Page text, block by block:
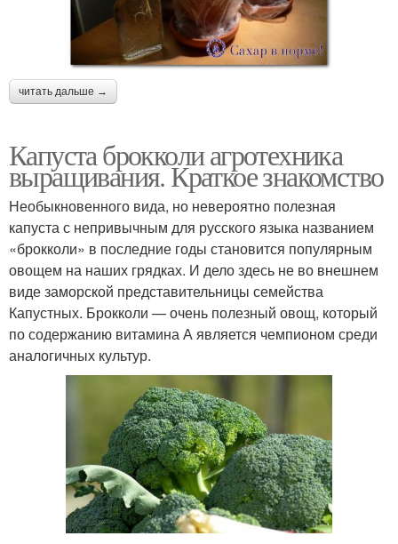
читать дальше →
Капуста брокколи агротехника
выращивания. Краткое знакомство
Необыкновенного вида, но невероятно полезная
капуста с непривычным для русского языка названием
«брокколи» в последние годы становится популярным
овощем на наших грядках. И дело здесь не во внешнем
виде заморской представительницы семейства
Капустных. Брокколи — очень полезный овощ, который
по содержанию витамина А является чемпионом среди
аналогичных культур.